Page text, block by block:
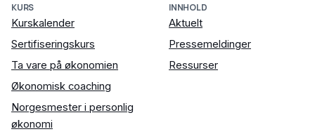
KURS
Kurskalender
Sertifiseringskurs
Ta vare på økonomien
Økonomisk coaching
Norgesmester i personlig
økonomi
INNHOLD
Aktuelt
Pressemeldinger
Ressurser